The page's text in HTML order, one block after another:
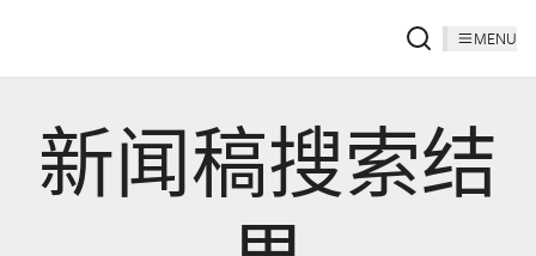
MENU
新闻稿搜索结